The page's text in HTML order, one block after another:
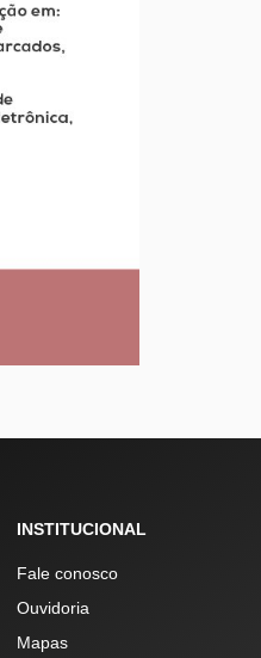
INSTITUCIONAL
Fale conosco
Ouvidoria
Mapas